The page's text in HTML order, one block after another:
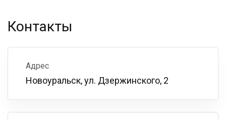
Контакты
Адрес
Новоуральск, ул. Дзержинского, 2